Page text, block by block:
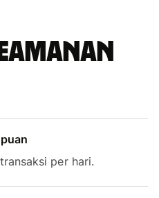
per hari.